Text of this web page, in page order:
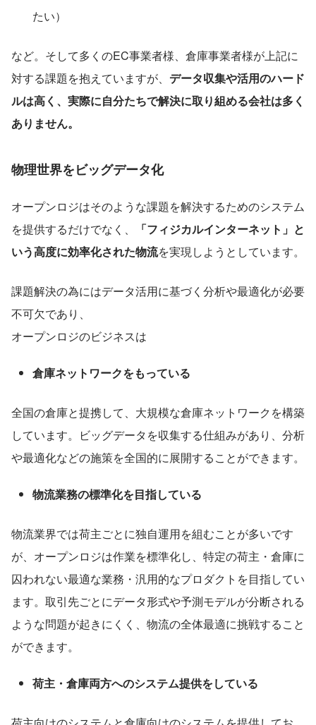
たい）
など。そして多くのEC事業者様、倉庫事業者様が上記に
対する課題を抱えていますが、 データ収集や活用のハード
ルは高く、実際に自分たちで解決に取り組める会社は多く
ありません。
物理世界をビッグデータ化
オープンロジはそのような課題を解決するためのシステム
を提供するだけでなく、
「フィジカルインターネット」と
いう高度に効率化された物流を実現しようとしています。
課題解決の為にはデータ活用に基づく分析や最適化が必要
不可欠であり、
オープンロジのビジネスは
倉庫ネットワークをもっている
全国の倉庫と提携して、大規模な倉庫ネットワークを構築
しています。ビッグデータを収集する仕組みがあり、分析
や最適化などの施策を全国的に展開することができます。
物流業務の標準化を目指している
物流業界では荷主ごとに独自運用を組むことが多いです
が、オープンロジは作業を標準化し、特定の荷主・倉庫に
囚われない最適な業務・汎用的なプロダクトを目指してい
ます。取引先ごとにデータ形式や予測モデルが分断される
ような問題が起きにくく、物流の全体最適に挑戦すること
ができます。
荷主・倉庫両方へのシステム提供をしている